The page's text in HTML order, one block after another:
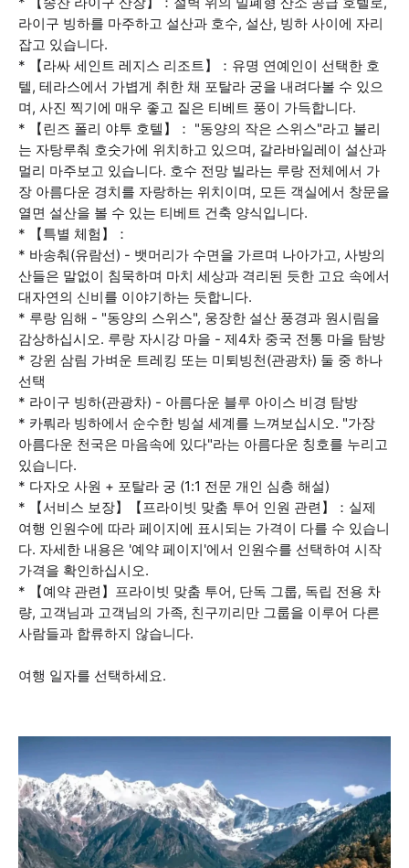
라이구 빙하를 마주하고 설산과 호수, 설산, 빙하 사이에 자리
잡고 있습니다.
* 【라싸 세인트 레지스 리조트】：유명 연예인이 선택한 호
텔, 테라스에서 가볍게 취한 채 포탈라 궁을 내려다볼 수 있으
며, 사진 찍기에 매우 좋고 짙은 티베트 풍이 가득합니다.
* 【린즈 폴리 야투 호텔】： "동양의 작은 스위스"라고 불리
는 자탕루춰 호숫가에 위치하고 있으며, 갈라바일레이 설산과
멀리 마주보고 있습니다. 호수 전망 빌라는 루랑 전체에서 가
장 아름다운 경치를 자랑하는 위치이며, 모든 객실에서 창문을
열면 설산을 볼 수 있는 티베트 건축 양식입니다.
* 【특별 체험】：
* 바송춰(유람선) - 뱃머리가 수면을 가르며 나아가고, 사방의
산들은 말없이 침묵하며 마치 세상과 격리된 듯한 고요 속에서
대자연의 신비를 이야기하는 듯합니다.
* 루랑 임해 - "동양의 스위스", 웅장한 설산 풍경과 원시림을
감상하십시오. 루랑 자시강 마을 - 제4차 중국 전통 마을 탐방
* 강윈 삼림 가벼운 트레킹 또는 미퇴빙천(관광차) 둘 중 하나
선택
* 라이구 빙하(관광차) - 아름다운 블루 아이스 비경 탐방
* 카뤄라 빙하에서 순수한 빙설 세계를 느껴보십시오. "가장
아름다운 천국은 마음속에 있다"라는 아름다운 칭호를 누리고
있습니다.
* 다자오 사원 + 포탈라 궁 (1:1 전문 개인 심층 해설)
* 【서비스 보장】【프라이빗 맞춤 투어 인원 관련】：실제
여행 인원수에 따라 페이지에 표시되는 가격이 다를 수 있습니
다. 자세한 내용은 '예약 페이지'에서 인원수를 선택하여 시작
가격을 확인하십시오.
* 【예약 관련】프라이빗 맞춤 투어, 단독 그룹, 독립 전용 차
량, 고객님과 고객님의 가족, 친구끼리만 그룹을 이루어 다른
사람들과 합류하지 않습니다.
여행 일자를 선택하세요.